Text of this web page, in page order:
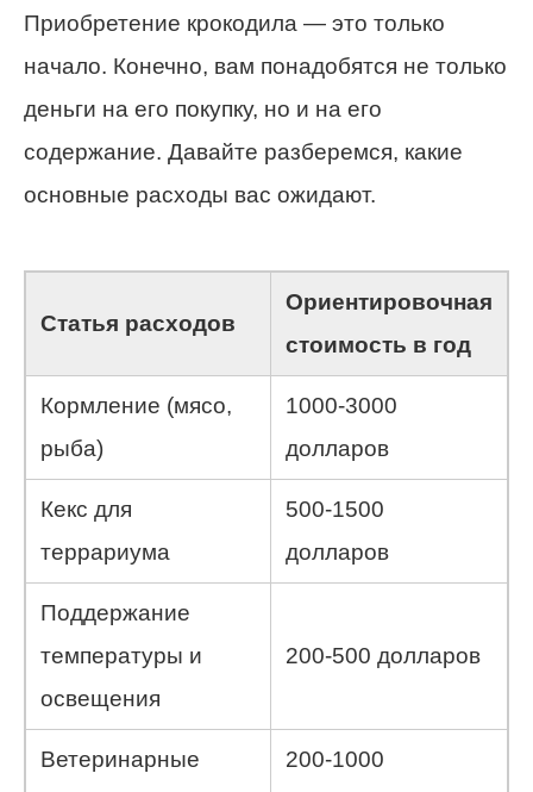
Приобретение крокодила — это только
начало. Конечно, вам понадобятся не только
деньги на его покупку, но и на его
содержание. Давайте разберемся, какие
основные расходы вас ожидают.
Статья расходов
Ориентировочная
стоимость в год
Кормление (мясо,
рыба)
1000-3000
долларов
Кекс для
террариума
500-1500
долларов
Поддержание
температуры и
освещения
200-500 долларов
Ветеринарные
200-1000